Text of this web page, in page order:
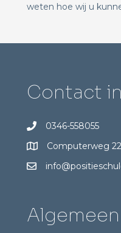
weten hoe wij u
Contact
0346-558055
Computerweg
Algemeen